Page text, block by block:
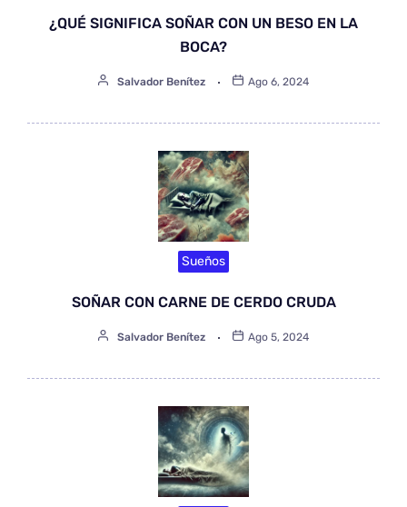
¿QUÉ SIGNIFICA SOÑAR CON UN BESO EN LA
BOCA?
Salvador Benítez Ago 6, 2024
Sueños
SOÑAR CON CARNE DE CERDO CRUDA
Salvador Benítez Ago 5, 2024